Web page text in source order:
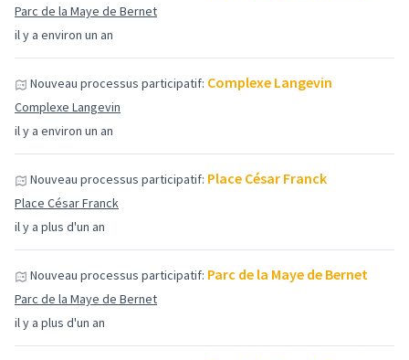
il y a environ un an
Parc de la Maye de Bernet
il y a environ un an
Nouveau processus participatif: Complexe Langevin
Complexe Langevin
il y a plus d'un an
Nouveau processus participatif: Place César Franck
Place César Franck
il y a plus d'un an
Nouveau processus participatif: Parc de la Maye de Bernet
Parc de la Maye de Bernet